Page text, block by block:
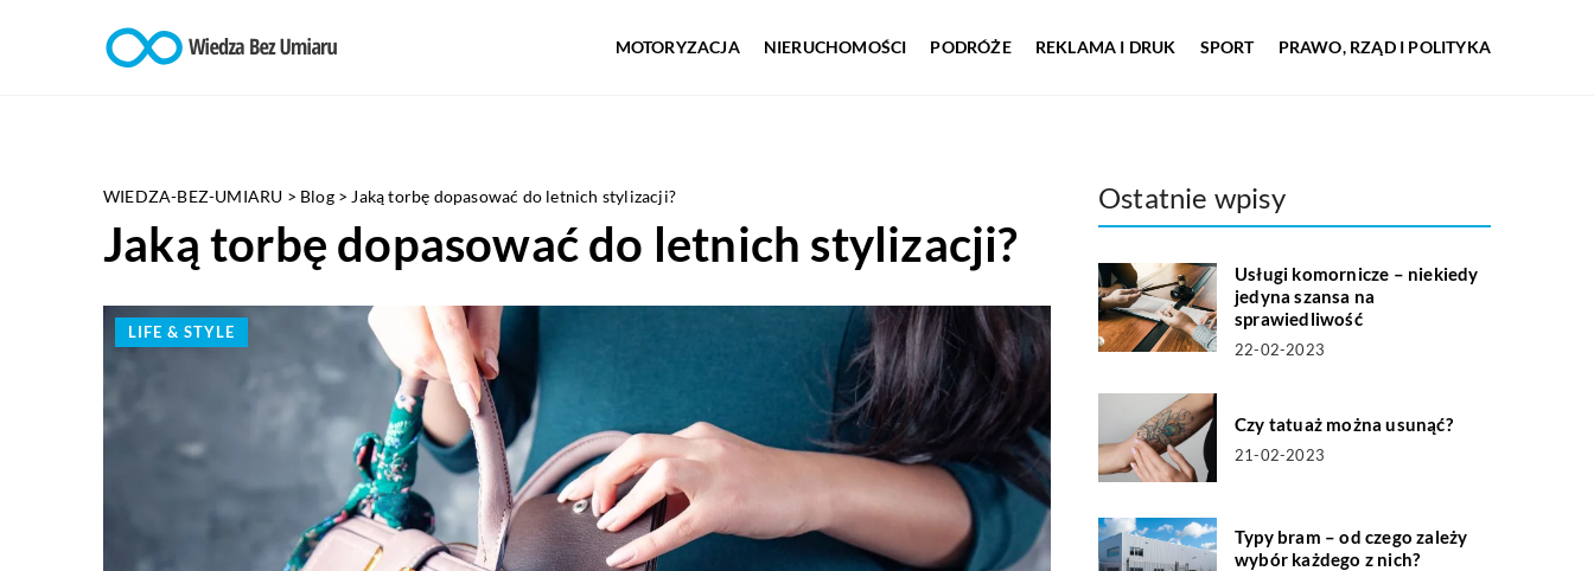
MOTORYZACJA NIERUCHOMOŚCI PODRÓŻE REKLAMA I DRUK SPORT PRAWO, RZĄD I POLITYKA
WIEDZA-BEZ-UMIARU > Blog> Jaką torbę dopasować do letnich stylizacji?
Jaką torbę dopasować do letnich stylizacji?
LIFE & STYLE
Ostatnie wpisy
Usługi komornicze – niekiedy
jedyna szansa na
sprawiedliwość
22-02-2023
Czy tatuaż można usunąć?
21-02-2023
Typy bram – od czego zależy
wybór każdego z nich?